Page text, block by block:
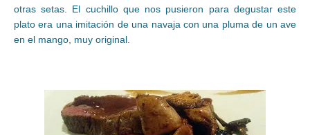
otras setas. El cuchillo que nos pusieron para degustar este
plato era una imitación de una navaja con una pluma de un ave
en el mango, muy original.